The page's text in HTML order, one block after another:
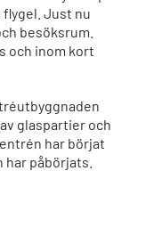
flygel. Just nu
besöksrum.
och inom kort
glaspartier och
har börjat
påbörjats.